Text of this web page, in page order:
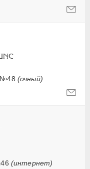
№48 (очный)
(интернет)